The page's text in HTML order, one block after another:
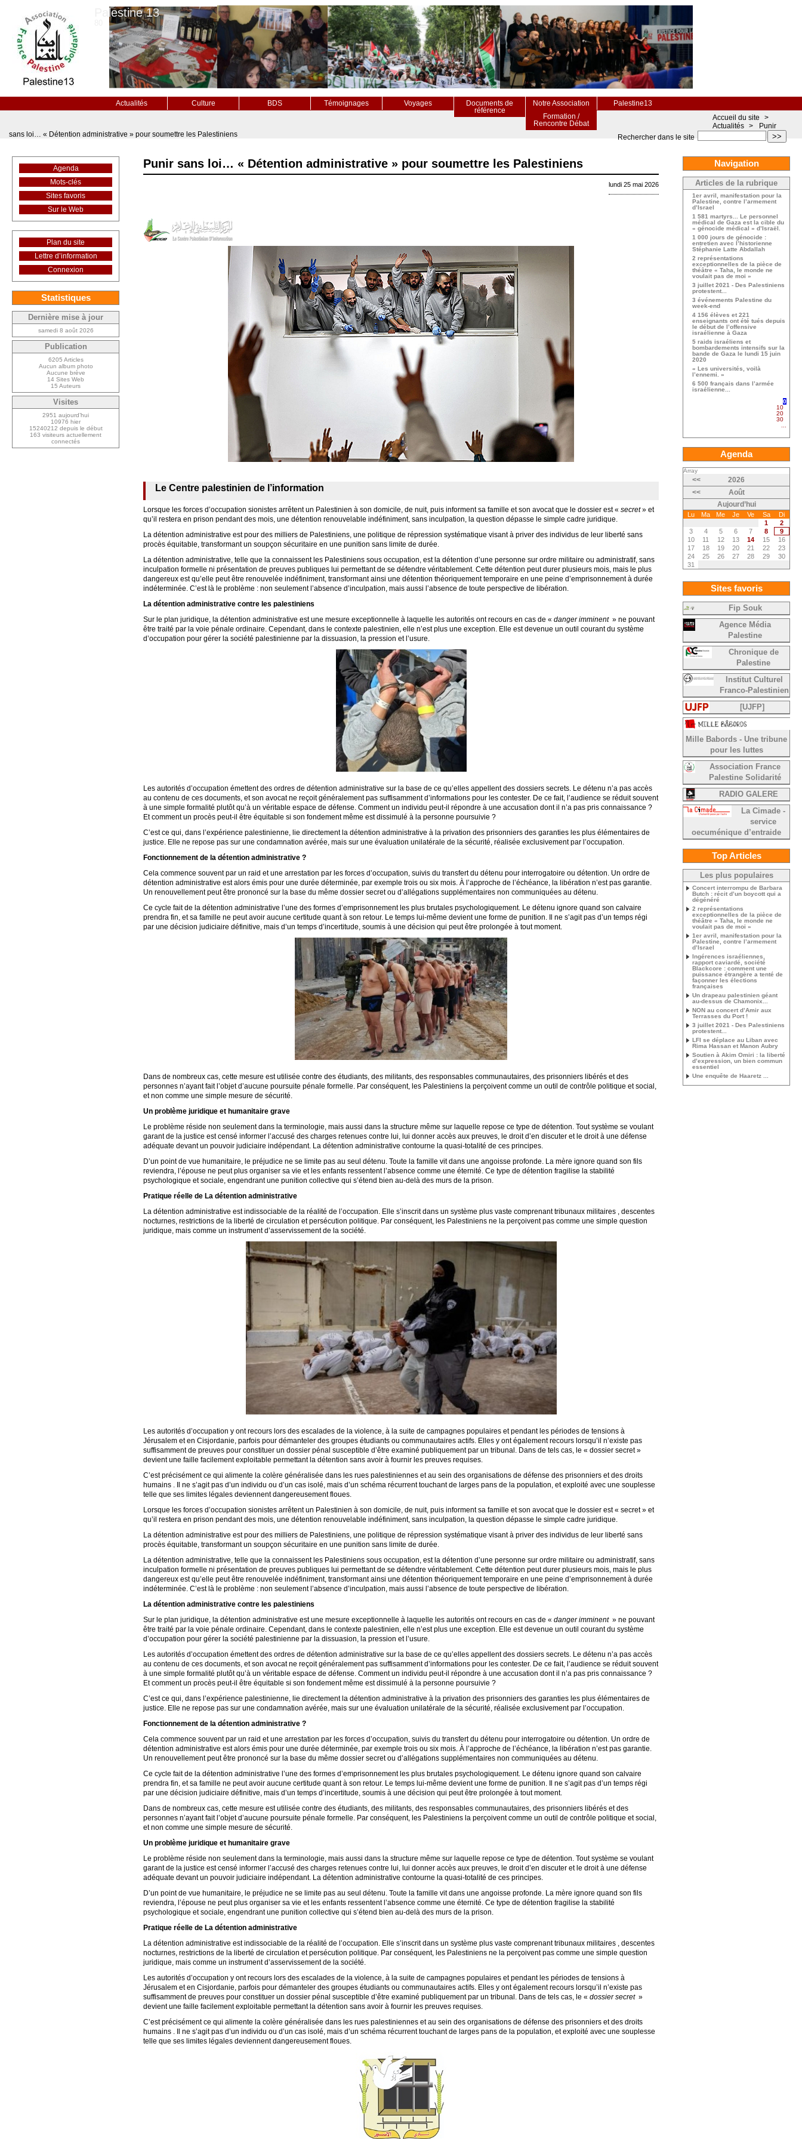
Palestine 13
Actualités Culture BDS Témoignages Voyages
Documents de
référence
Notre Association
Palestine13
Formation /
Rencontre Débat
>>
Rechercher dans le site
Accueil du site
>
Actualités >
Punir
sans loi… « Détention administrative » pour soumettre les Palestiniens
Punir sans loi… « Détention administrative » pour soumettre les Palestiniens
lundi 25 mai 2026
Le Centre palestinien de l’information
Lorsque les forces d’occupation sionistes arrêtent un Palestinien à son domicile, de nuit, puis informent sa famille et son avocat que le dossier est « secret» et
qu’il restera en prison pendant des mois, une détention renouvelable indéfiniment, sans inculpation, la question dépasse le simple cadre juridique.
La détention administrative est pour des milliers de Palestiniens, une politique de répression systématique visant à priver des individus de leur liberté sans
procès équitable, transformant un soupçon sécuritaire en une punition sans limite de durée.
La détention administrative, telle que la connaissent les Palestiniens sous occupation, est la détention d’une personne sur ordre militaire ou administratif, sans
inculpation formelle ni présentation de preuves publiques lui permettant de se défendre véritablement. Cette détention peut durer plusieurs mois, mais le plus
dangereux est qu’elle peut être renouvelée indéfiniment, transformant ainsi une détention théoriquement temporaire en une peine d’emprisonnement à durée
indéterminée. C’est là le problème : non seulement l’absence d’inculpation, mais aussi l’absence de toute perspective de libération.
La détention administrative contre les palestiniens
Sur le plan juridique, la détention administrative est une mesure exceptionnelle à laquelle les autorités ont recours en cas de « danger imminent » ne pouvant
être traité par la voie pénale ordinaire. Cependant, dans le contexte palestinien, elle n’est plus une exception. Elle est devenue un outil courant du système
d’occupation pour gérer la société palestinienne par la dissuasion, la pression et l’usure.
Les autorités d’occupation émettent des ordres de détention administrative sur la base de ce qu’elles appellent des dossiers secrets. Le détenu n’a pas accès
au contenu de ces documents, et son avocat ne reçoit généralement pas suffisamment d’informations pour les contester. De ce fait, l’audience se réduit souvent
à une simple formalité plutôt qu’à un véritable espace de défense. Comment un individu peut-il répondre à une accusation dont il n’a pas pris connaissance ?
Et comment un procès peut-il être équitable si son fondement même est dissimulé à la personne poursuivie ?
C’est ce qui, dans l’expérience palestinienne, lie directement la détention administrative à la privation des prisonniers des garanties les plus élémentaires de
justice. Elle ne repose pas sur une condamnation avérée, mais sur une évaluation unilatérale de la sécurité, réalisée exclusivement par l’occupation.
Fonctionnement de la détention administrative ?
Cela commence souvent par un raid et une arrestation par les forces d’occupation, suivis du transfert du détenu pour interrogatoire ou détention. Un ordre de
détention administrative est alors émis pour une durée déterminée, par exemple trois ou six mois. À l’approche de l’échéance, la libération n’est pas garantie.
Un renouvellement peut être prononcé sur la base du même dossier secret ou d’allégations supplémentaires non communiquées au détenu.
Ce cycle fait de la détention administrative l’une des formes d’emprisonnement les plus brutales psychologiquement. Le détenu ignore quand son calvaire
prendra fin, et sa famille ne peut avoir aucune certitude quant à son retour. Le temps lui-même devient une forme de punition. Il ne s’agit pas d’un temps régi
par une décision judiciaire définitive, mais d’un temps d’incertitude, soumis à une décision qui peut être prolongée à tout moment.
Dans de nombreux cas, cette mesure est utilisée contre des étudiants, des militants, des responsables communautaires, des prisonniers libérés et des
personnes n’ayant fait l’objet d’aucune poursuite pénale formelle. Par conséquent, les Palestiniens la perçoivent comme un outil de contrôle politique et social,
et non comme une simple mesure de sécurité.
Un problème juridique et humanitaire grave
Le problème réside non seulement dans la terminologie, mais aussi dans la structure même sur laquelle repose ce type de détention. Tout système se voulant
garant de la justice est censé informer l’accusé des charges retenues contre lui, lui donner accès aux preuves, le droit d’en discuter et le droit à une défense
adéquate devant un pouvoir judiciaire indépendant. La détention administrative contourne la quasi-totalité de ces principes.
D’un point de vue humanitaire, le préjudice ne se limite pas au seul détenu. Toute la famille vit dans une angoisse profonde. La mère ignore quand son fils
reviendra, l’épouse ne peut plus organiser sa vie et les enfants ressentent l’absence comme une éternité. Ce type de détention fragilise la stabilité
psychologique et sociale, engendrant une punition collective qui s’étend bien au-delà des murs de la prison.
Pratique réelle de La détention administrative
La détention administrative est indissociable de la réalité de l’occupation. Elle s’inscrit dans un système plus vaste comprenant tribunaux militaires , descentes
nocturnes, restrictions de la liberté de circulation et persécution politique. Par conséquent, les Palestiniens ne la perçoivent pas comme une simple question
juridique, mais comme un instrument d’asservissement de la société.
Les autorités d’occupation y ont recours lors des escalades de la violence, à la suite de campagnes populaires et pendant les périodes de tensions à
Jérusalem et en Cisjordanie, parfois pour démanteler des groupes étudiants ou communautaires actifs. Elles y ont également recours lorsqu’il n’existe pas
suffisamment de preuves pour constituer un dossier pénal susceptible d’être examiné publiquement par un tribunal. Dans de tels cas, le « dossier secret »
devient une faille facilement exploitable permettant la détention sans avoir à fournir les preuves requises.
C’est précisément ce qui alimente la colère généralisée dans les rues palestiniennes et au sein des organisations de défense des prisonniers et des droits
humains . Il ne s’agit pas d’un individu ou d’un cas isolé, mais d’un schéma récurrent touchant de larges pans de la population, et exploité avec une souplesse
telle que ses limites légales deviennent dangereusement floues.
Lorsque les forces d’occupation sionistes arrêtent un Palestinien à son domicile, de nuit, puis informent sa famille et son avocat que le dossier est « secret » et
qu’il restera en prison pendant des mois, une détention renouvelable indéfiniment, sans inculpation, la question dépasse le simple cadre juridique.
La détention administrative est pour des milliers de Palestiniens, une politique de répression systématique visant à priver des individus de leur liberté sans
procès équitable, transformant un soupçon sécuritaire en une punition sans limite de durée.
La détention administrative, telle que la connaissent les Palestiniens sous occupation, est la détention d’une personne sur ordre militaire ou administratif, sans
inculpation formelle ni présentation de preuves publiques lui permettant de se défendre véritablement. Cette détention peut durer plusieurs mois, mais le plus
dangereux est qu’elle peut être renouvelée indéfiniment, transformant ainsi une détention théoriquement temporaire en une peine d’emprisonnement à durée
indéterminée. C’est là le problème : non seulement l’absence d’inculpation, mais aussi l’absence de toute perspective de libération.
La détention administrative contre les palestiniens
Sur le plan juridique, la détention administrative est une mesure exceptionnelle à laquelle les autorités ont recours en cas de « danger imminent » ne pouvant
être traité par la voie pénale ordinaire. Cependant, dans le contexte palestinien, elle n’est plus une exception. Elle est devenue un outil courant du système
d’occupation pour gérer la société palestinienne par la dissuasion, la pression et l’usure.
Les autorités d’occupation émettent des ordres de détention administrative sur la base de ce qu’elles appellent des dossiers secrets. Le détenu n’a pas accès
au contenu de ces documents, et son avocat ne reçoit généralement pas suffisamment d’informations pour les contester. De ce fait, l’audience se réduit souvent
à une simple formalité plutôt qu’à un véritable espace de défense. Comment un individu peut-il répondre à une accusation dont il n’a pas pris connaissance ?
Et comment un procès peut-il être équitable si son fondement même est dissimulé à la personne poursuivie ?
C’est ce qui, dans l’expérience palestinienne, lie directement la détention administrative à la privation des prisonniers des garanties les plus élémentaires de
justice. Elle ne repose pas sur une condamnation avérée, mais sur une évaluation unilatérale de la sécurité, réalisée exclusivement par l’occupation.
Fonctionnement de la détention administrative ?
Cela commence souvent par un raid et une arrestation par les forces d’occupation, suivis du transfert du détenu pour interrogatoire ou détention. Un ordre de
détention administrative est alors émis pour une durée déterminée, par exemple trois ou six mois. À l’approche de l’échéance, la libération n’est pas garantie.
Un renouvellement peut être prononcé sur la base du même dossier secret ou d’allégations supplémentaires non communiquées au détenu.
Ce cycle fait de la détention administrative l’une des formes d’emprisonnement les plus brutales psychologiquement. Le détenu ignore quand son calvaire
prendra fin, et sa famille ne peut avoir aucune certitude quant à son retour. Le temps lui-même devient une forme de punition. Il ne s’agit pas d’un temps régi
par une décision judiciaire définitive, mais d’un temps d’incertitude, soumis à une décision qui peut être prolongée à tout moment.
Dans de nombreux cas, cette mesure est utilisée contre des étudiants, des militants, des responsables communautaires, des prisonniers libérés et des
personnes n’ayant fait l’objet d’aucune poursuite pénale formelle. Par conséquent, les Palestiniens la perçoivent comme un outil de contrôle politique et social,
et non comme une simple mesure de sécurité.
Un problème juridique et humanitaire grave
Le problème réside non seulement dans la terminologie, mais aussi dans la structure même sur laquelle repose ce type de détention. Tout système se voulant
garant de la justice est censé informer l’accusé des charges retenues contre lui, lui donner accès aux preuves, le droit d’en discuter et le droit à une défense
adéquate devant un pouvoir judiciaire indépendant. La détention administrative contourne la quasi-totalité de ces principes.
D’un point de vue humanitaire, le préjudice ne se limite pas au seul détenu. Toute la famille vit dans une angoisse profonde. La mère ignore quand son fils
reviendra, l’épouse ne peut plus organiser sa vie et les enfants ressentent l’absence comme une éternité. Ce type de détention fragilise la stabilité
psychologique et sociale, engendrant une punition collective qui s’étend bien au-delà des murs de la prison.
Pratique réelle de La détention administrative
La détention administrative est indissociable de la réalité de l’occupation. Elle s’inscrit dans un système plus vaste comprenant tribunaux militaires , descentes
nocturnes, restrictions de la liberté de circulation et persécution politique. Par conséquent, les Palestiniens ne la perçoivent pas comme une simple question
juridique, mais comme un instrument d’asservissement de la société.
Les autorités d’occupation y ont recours lors des escalades de la violence, à la suite de campagnes populaires et pendant les périodes de tensions à
Jérusalem et en Cisjordanie, parfois pour démanteler des groupes étudiants ou communautaires actifs. Elles y ont également recours lorsqu’il n’existe pas
suffisamment de preuves pour constituer un dossier pénal susceptible d’être examiné publiquement par un tribunal. Dans de tels cas, le « dossier secret »
devient une faille facilement exploitable permettant la détention sans avoir à fournir les preuves requises.
C’est précisément ce qui alimente la colère généralisée dans les rues palestiniennes et au sein des organisations de défense des prisonniers et des droits
humains . Il ne s’agit pas d’un individu ou d’un cas isolé, mais d’un schéma récurrent touchant de larges pans de la population, et exploité avec une souplesse
telle que ses limites légales deviennent dangereusement floues.
Agenda
Mots-clés
Sites favoris
Sur le Web
Plan du site
Lettre d’information
Connexion
Statistiques
Dernière mise à jour
samedi 8 août 2026
Publication
6205 Articles
Aucun album photo
Aucune brève
14 Sites Web
15 Auteurs
Visites
2951 aujourd’hui
10976 hier
15240212 depuis le début
163 visiteurs actuellement
connectés
Navigation
Articles de la rubrique
1er avril, manifestation pour la
Palestine, contre l’armement
d’Israel
1 581 martyrs... Le personnel
médical de Gaza est la cible du
« génocide médical » d’Israël.
1 000 jours de génocide :
entretien avec l’historienne
Stéphanie Latte Abdallah
2 représentations
exceptionnelles de la pièce de
théâtre « Taha, le monde ne
voulait pas de moi »
3 juillet 2021 - Des Palestiniens
protestent...
3 événements Palestine du
week-end
4 156 élèves et 221
enseignants ont été tués depuis
le début de l’offensive
israélienne à Gaza
5 raids israéliens et
bombardements intensifs sur la
bande de Gaza le lundi 15 juin
2020
« Les universités, voilà
l’ennemi. »
6 500 français dans l’armée
israélienne...
0
10
20
30
Agenda
Array
<<
2026
<<
Août
Aujourd’hui
Lu Ma Me Je Ve Sa
Di
1
2
3
4 5 6 7 8
9
10
11 12 13 14 15
16
17
18 19 20 21 22
23
24
25 26 27 28 29
30
31
Sites favoris
Fip Souk
Agence Média
Palestine
Chronique de
Palestine
Institut Culturel
Franco-Palestinien
[UJFP]
Mille Babords - Une tribune
pour les luttes
Association France
Palestine Solidarité
RADIO GALERE
La Cimade -
service
oecuménique d’entraide
Top Articles
Les plus populaires
Concert interrompu de Barbara
Butch : récit d’un boycott qui a
dégénéré
2 représentations
exceptionnelles de la pièce de
théâtre « Taha, le monde ne
voulait pas de moi »
1er avril, manifestation pour la
Palestine, contre l’armement
d’Israel
Ingérences israéliennes,
rapport caviardé, société
Blackcore : comment une
puissance étrangère a tenté de
façonner les élections
françaises
Un drapeau palestinien géant
au-dessus de Chamonix...
NON au concert d’Amir aux
Terrasses du Port !
3 juillet 2021 - Des Palestiniens
protestent...
LFI se déplace au Liban avec
Rima Hassan et Manon Aubry
Soutien à Akim Omiri : la liberté
d’expression, un bien commun
essentiel
Une enquête de Haaretz ...